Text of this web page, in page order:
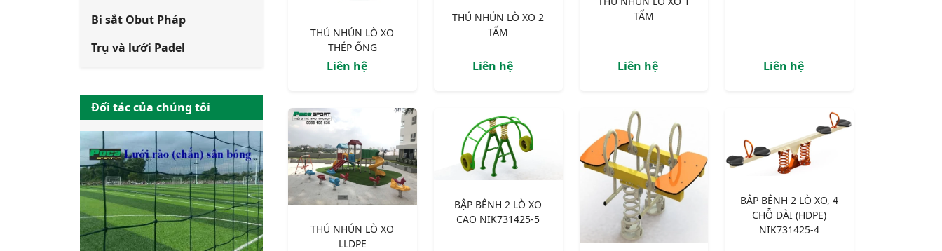
Bi sắt Obut Pháp
Trụ và lưới Padel
Đối tác của chúng tôi
THÚ NHÚN LÒ XO
THÉP ỐNG
Liên hệ
THÚ NHÚN LÒ XO 2
TẤM
Liên hệ
TẤM
Liên hệ Liên hệ
THÚ NHÚN LÒ XO
LLDPE
BẬP BÊNH 2 LÒ XO
CAO NIK731425-5
BẬP BÊNH 2 LÒ XO, 4
CHỖ DÀI (HDPE)
NIK731425-4